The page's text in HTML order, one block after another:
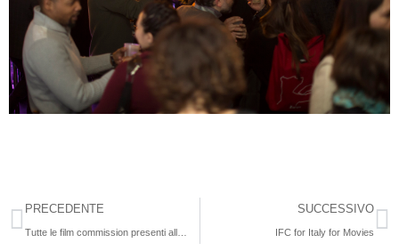
PRECEDENTE SUCCESSIVO
IFC for Italy for Movies